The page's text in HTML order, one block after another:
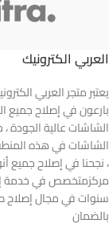
العربي الكترونيك
يعتبر متجر العربي
بارعون في إصلاح جميع
الشاشات عالية الجودة
الشاشات في هذه
، نجحنا في إصلاح جميع
بالضمان